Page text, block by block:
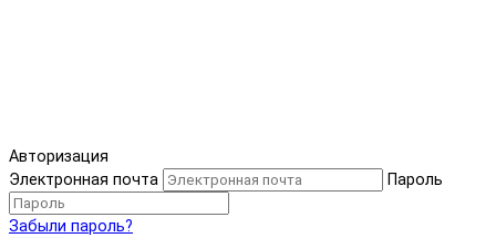
Авторизация
Электронная почта
Пароль
Забыли пароль?